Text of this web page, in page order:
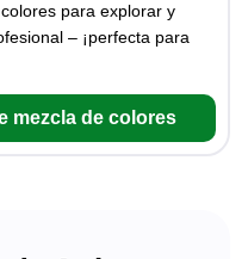
para explorar y
– ¡perfecta para
mezcla de colores